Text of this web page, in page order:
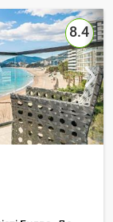
8.4